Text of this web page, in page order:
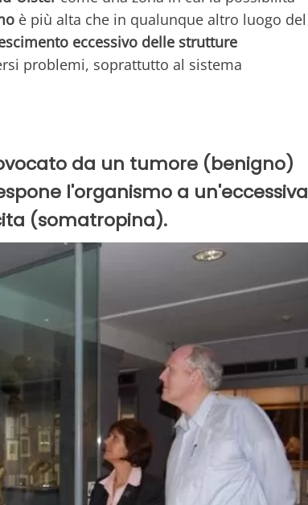
è più alta che in qualunque altro luogo del
eccessivo delle strutture
problemi, soprattutto al sistema
da un tumore (benigno)
l'organismo a un'eccessiva
(somatropina).